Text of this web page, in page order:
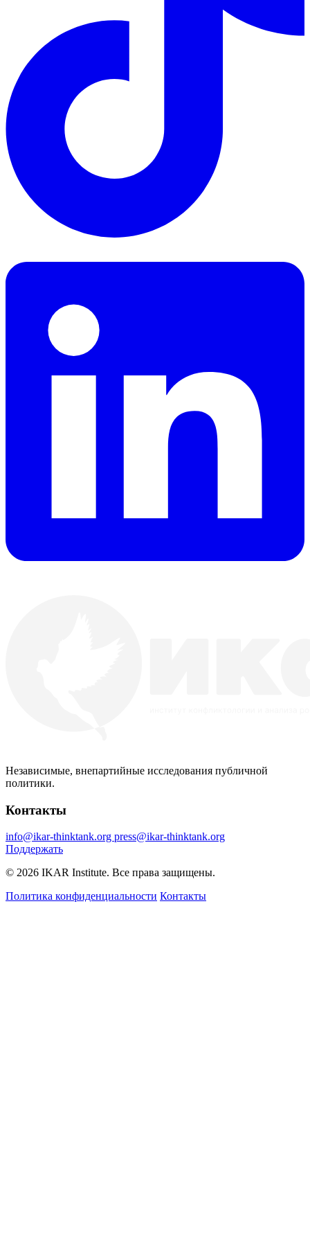
Независимые, внепартийные исследования публичной
политики.
Контакты
info@ikar-thinktank.org press@ikar-thinktank.org
Поддержать
© 2026 IKAR Institute. Все права защищены.
Политика конфиденциальности Контакты